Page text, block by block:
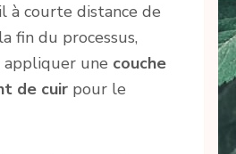
à courte distance de
fin du processus,
appliquer une couche
de cuir pour le